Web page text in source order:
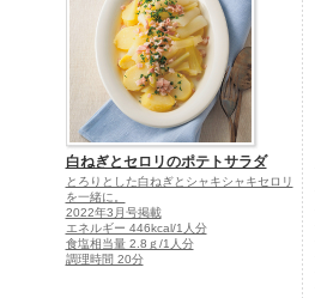
白ねぎとセロリのポテトサラダ
とろりとした白ねぎとシャキシャキセロリ
を一緒に。
2022年3月号掲載
エネルギー 446kcal/1人分
食塩相当量 2.8ｇ/1人分
調理時間 20分